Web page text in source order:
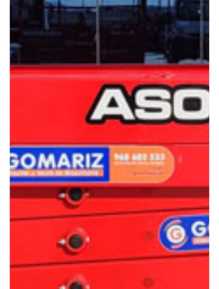
una altura desde los 5m a los 26,5m. Se caracterizan por llevas ruedas
anti-huellas y plataforma extensible, lo que permite ampliar la zona de
DIMENSIONES
Altura:10 metros
Altura plataforma:8 m
2.32 m
Anchura:0.83 m
Peso:2140 kg
ESPECIFICACIONES TÉCNICAS
Motor:Eléctrico
230 kg
Ver ficha técnica
COMPARADOR